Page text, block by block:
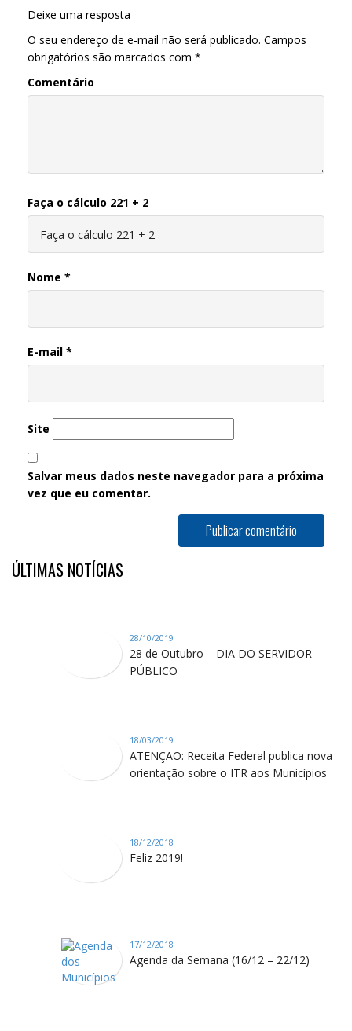
Deixe uma resposta
O seu endereço de e-mail não será publicado. Campos
obrigatórios são marcados com *
Comentário
Faça o cálculo 221 + 2
Nome *
E-mail *
Site
Salvar meus dados neste navegador para a próxima
vez que eu comentar.
ÚLTIMAS NOTÍCIAS
28/10/2019
28 de Outubro – DIA DO SERVIDOR
PÚBLICO
18/03/2019
ATENÇÃO: Receita Federal publica nova
orientação sobre o ITR aos Municípios
18/12/2018
Feliz 2019!
17/12/2018
Agenda da Semana (16/12 – 22/12)